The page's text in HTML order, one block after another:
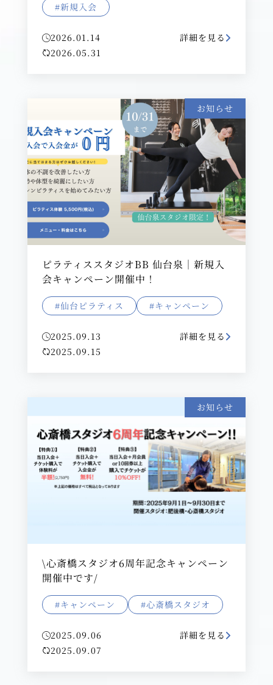
#新規入会
2026.01.14
2026.05.31
詳細を見る
お知らせ
ピラティススタジオBB 仙台泉｜新規入
会キャンペーン開催中！
#仙台ピラティス #キャンペーン
2025.09.13
2025.09.15
詳細を見る
お知らせ
\心斎橋スタジオ6周年記念キャンペーン
開催中です/
#キャンペーン #心斎橋スタジオ
2025.09.06
2025.09.07
詳細を見る